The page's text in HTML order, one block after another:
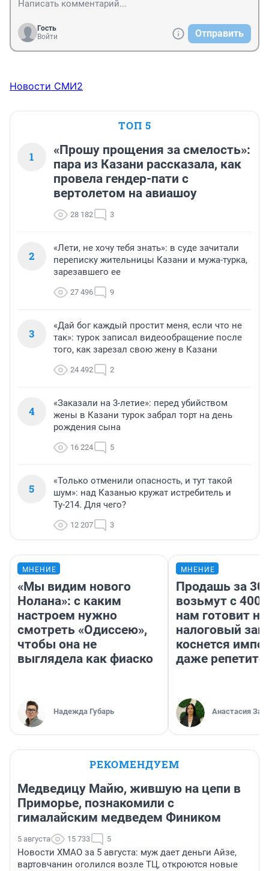
Гость
Войти
Отправить
Новости СМИ2
ТОП 5
1
«Прошу прощения за смелость»:
пара из Казани рассказала, как
провела гендер-пати с
вертолетом на авиашоу
28 182 3
2
«Лети, не хочу тебя знать»: в суде зачитали
переписку жительницы Казани и мужа-турка,
зарезавшего ее
27 496 9
3
«Дай бог каждый простит меня, если что не
так»: турок записал видеообращение после
того, как зарезал свою жену в Казани
24 492 2
4
«Заказали на 3-летие»: перед убийством
жены в Казани турок забрал торт на день
рождения сына
16 224 5
5
«Только отменили опасность, и тут такой
шум»: над Казанью кружат истребитель и
Ту-214. Для чего?
12 207 3
МНЕНИЕ
«Мы видим нового
Нолана»: с каким
настроем нужно
смотреть «Одиссею»,
чтобы она не
выглядела как фиаско
Надежда Губарь
МНЕНИЕ
Продашь за
возьмут с
нам готовит
налоговый
коснется
даже
Анастасия
РЕКОМЕНДУЕМ
Медведицу Майю, жившую на цепи в
Приморье, познакомили с
гималайским медведем Фиником
5 августа 15 733 5
Новости ХМАО за 5 августа: муж дает деньги Айзе,
вартовчанин оголился возле ТЦ, откроются новые